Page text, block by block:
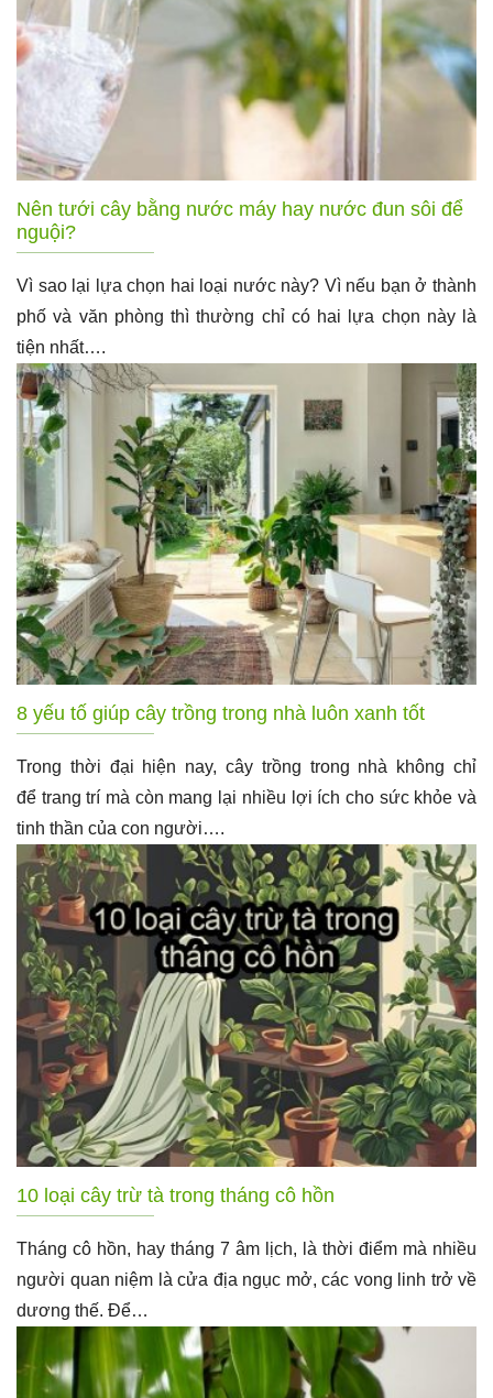
Nên tưới cây bằng nước máy hay nước đun sôi để
nguội?
Vì sao lại lựa chọn hai loại nước này? Vì nếu bạn ở thành
phố và văn phòng thì thường chỉ có hai lựa chọn này là
tiện nhất….
8 yếu tố giúp cây trồng trong nhà luôn xanh tốt
Trong thời đại hiện nay, cây trồng trong nhà không chỉ
để trang trí mà còn mang lại nhiều lợi ích cho sức khỏe và
tinh thần của con người….
10 loại cây trừ tà trong tháng cô hồn
Tháng cô hồn, hay tháng 7 âm lịch, là thời điểm mà nhiều
người quan niệm là cửa địa ngục mở, các vong linh trở về
dương thế. Để…